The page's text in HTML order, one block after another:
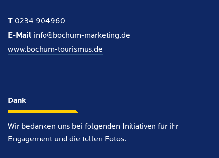
T 0234 904960
E-Mail info@bochum-marketing.de
www.bochum-tourismus.de
Dank
Wir bedanken uns bei folgenden Initiativen für ihr
Engagement und die tollen Fotos: